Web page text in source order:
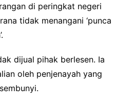
di peringkat negeri
tidak menangani ‘punca
dijual pihak berlesen. Ia
oleh penjenayah yang